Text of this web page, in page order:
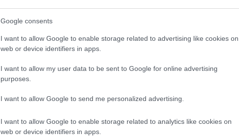
Google consents
I want to allow Google to enable storage related to advertising like cookies on
web or device identifiers in apps.
I want to allow my user data to be sent to Google for online advertising
purposes.
I want to allow Google to send me personalized advertising.
I want to allow Google to enable storage related to analytics like cookies on
web or device identifiers in apps.